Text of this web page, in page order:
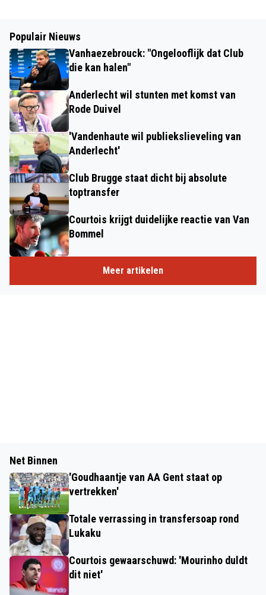
Populair Nieuws
Vanhaezebrouck: "Ongelooflijk dat Club
die kan halen"
Anderlecht wil stunten met komst van
Rode Duivel
'Vandenhaute wil publiekslieveling van
Anderlecht'
Club Brugge staat dicht bij absolute
toptransfer
Courtois krijgt duidelijke reactie van Van
Bommel
Meer artikelen
Net Binnen
'Goudhaantje van AA Gent staat op
vertrekken'
Totale verrassing in transfersoap rond
Lukaku
Courtois gewaarschuwd: 'Mourinho duldt
dit niet'